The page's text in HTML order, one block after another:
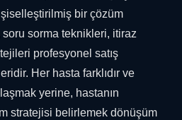
bir çözüm
soru sorma teknikleri, itiraz
profesyonel satış
Her hasta farklıdır ve
yerine, hastanın
stratejisi belirlemek dönüşüm